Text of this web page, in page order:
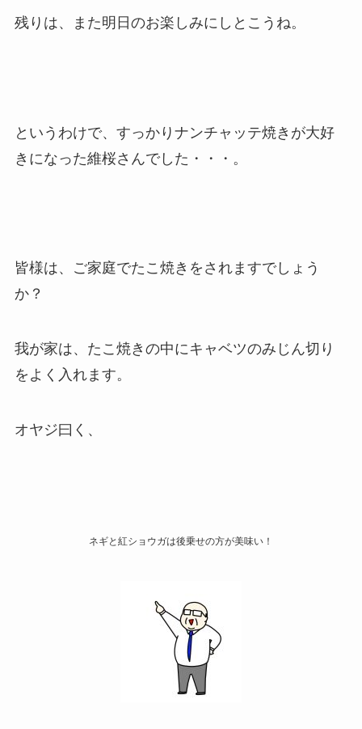
残りは、また明日のお楽しみにしとこうね。
というわけで、すっかりナンチャッテ焼きが大好
きになった維桜さんでした・・・。
皆様は、ご家庭でたこ焼きをされますでしょう
か？
我が家は、たこ焼きの中にキャベツのみじん切り
をよく入れます。
オヤジ曰く、
ネギと紅ショウガは後乗せの方が美味い！